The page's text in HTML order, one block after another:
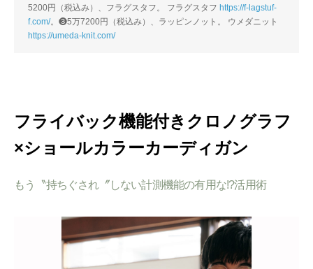
5200円（税込み）、フラグスタフ。 フラグスタフ https://f-lagstuf-
f.com/。❸5万7200円（税込み）、ラッピンノット。 ウメダニット
https://umeda-knit.com/
フライバック機能付きクロノグラフ
×ショールカラーカーディガン
もう〝持ちぐされ〞しない計測機能の有用な!?活用術